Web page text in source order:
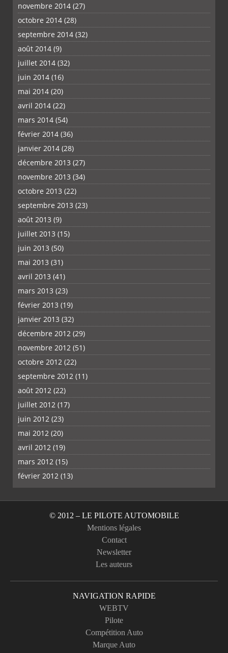
novembre 2014 (27)
octobre 2014 (28)
septembre 2014 (32)
août 2014 (9)
juillet 2014 (32)
juin 2014 (16)
mai 2014 (20)
avril 2014 (22)
mars 2014 (54)
février 2014 (36)
janvier 2014 (28)
décembre 2013 (27)
novembre 2013 (34)
octobre 2013 (22)
septembre 2013 (23)
août 2013 (9)
juillet 2013 (15)
juin 2013 (50)
mai 2013 (31)
avril 2013 (41)
mars 2013 (23)
février 2013 (19)
janvier 2013 (32)
décembre 2012 (29)
novembre 2012 (51)
octobre 2012 (22)
septembre 2012 (11)
août 2012 (22)
juillet 2012 (17)
juin 2012 (23)
mai 2012 (20)
avril 2012 (19)
mars 2012 (15)
février 2012 (13)
© 2012 – LE PILOTE AUTOMOBILE
Mentions légales
Contact
Newsletter
Les auteurs
NAVIGATION RAPIDE
WEBTV
Pilote
Compétition Auto
Marque Auto